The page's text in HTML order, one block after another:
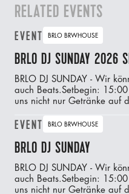
RELATED EVENTS
EVENT BRLO BRWHOUSE
BRLO DJ SUNDAY 2026
BRLO DJ SUNDAY - Wir
auch Beats.‍Setbegin:
uns nicht nur Getränke auf
EVENT BRLO BRWHOUSE
BRLO DJ SUNDAY
BRLO DJ SUNDAY - Wir
auch Beats.‍Setbegin:
uns nicht nur Getränke auf